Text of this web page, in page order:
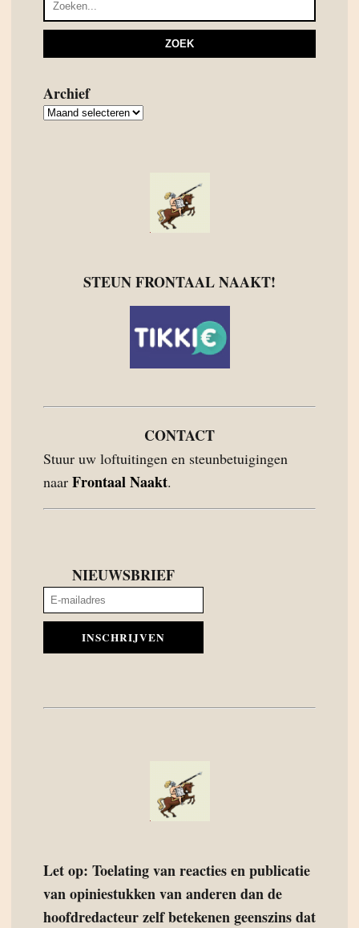
Archief
Archief
STEUN FRONTAAL NAAKT!
CONTACT
Stuur uw loftuitingen en steunbetuigingen
naar Frontaal Naakt.
NIEUWSBRIEF
INSCHRIJVEN
Let op: Toelating van reacties en publicatie
van opiniestukken van anderen dan de
hoofdredacteur zelf betekenen geenszins dat